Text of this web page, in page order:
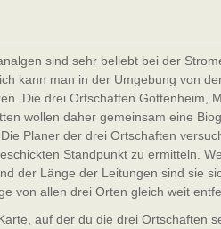
sind sehr beliebt bei der
kann man in der Umgebung von
Die drei Ortschaften Gottenheim,
wollen daher gemeinsam eine
Planer der drei Ortschaften
Standpunkt zu ermitteln.
der Länge der Leitungen sind sie
von allen drei Orten gleich weit
auf der du die drei Ortschaften